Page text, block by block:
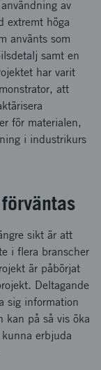
av
extremt höga
använts som
samt en
har varit
att
för materialen,
i industrikurs
sikt är att
i flera branscher
är påbörjat
Deltagande
sig information
kan på så vis öka
erbjuda